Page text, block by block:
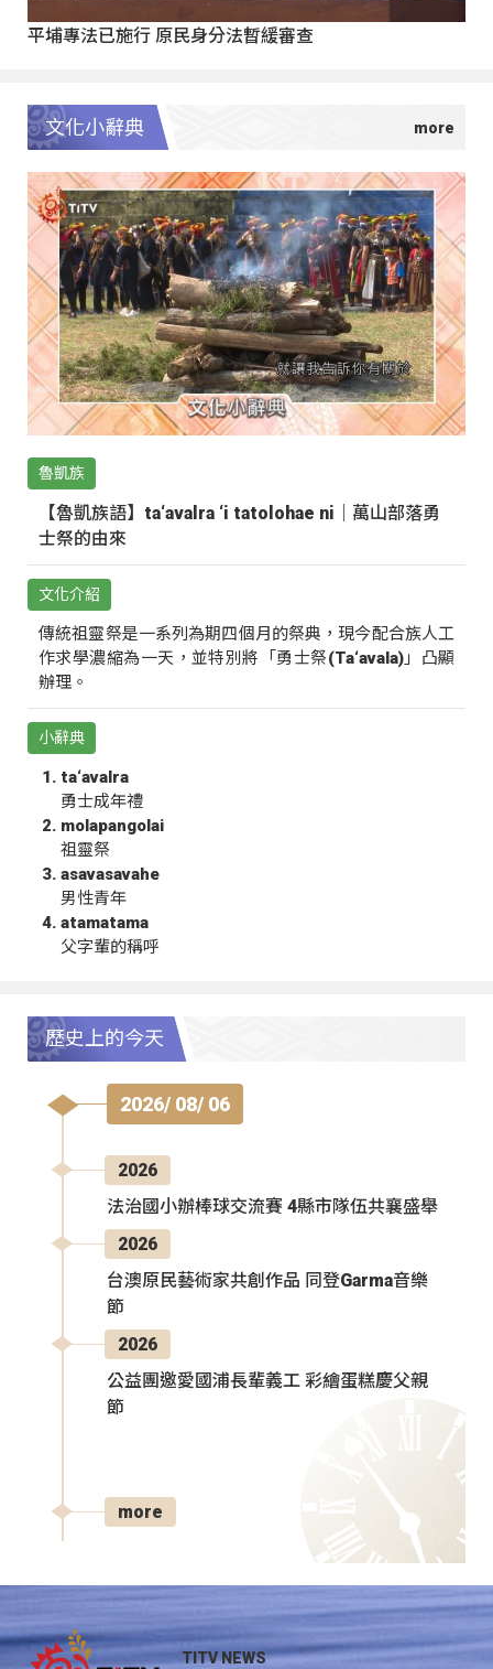
平埔專法已施行 原民身分法暫緩審查
文化小辭典
魯凱族
【魯凱族語】ta‘avalra ‘i tatolohae ni｜萬山部落勇
士祭的由來
文化介紹
傳統祖靈祭是一系列為期四個月的祭典，現今配合族人工
作求學濃縮為一天，並特別將「勇士祭(Ta‘avala)」凸顯
辦理。
小辭典
ta‘avalra
勇士成年禮
molapangolai
祖靈祭
asavasavahe
男性青年
atamatama
父字輩的稱呼
歷史上的今天
2026/ 08/ 06
2026
法治國小辦棒球交流賽 4縣市隊伍共襄盛舉
2026
台澳原民藝術家共創作品 同登Garma音樂
節
2026
公益團邀愛國浦長輩義工 彩繪蛋糕慶父親
節
more
TITV NEWS